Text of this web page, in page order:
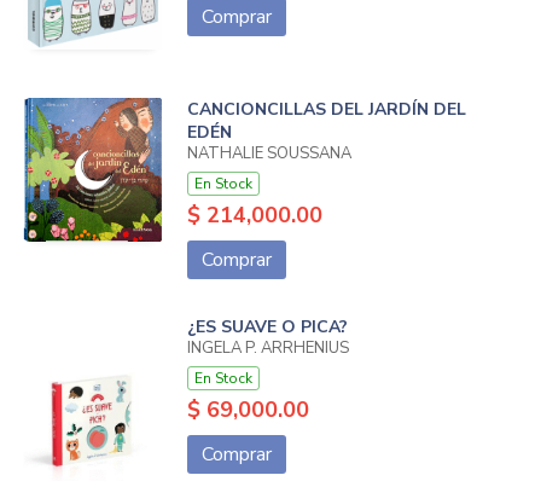
Comprar
CANCIONCILLAS DEL JARDÍN DEL
EDÉN
NATHALIE SOUSSANA
En Stock
$ 214,000.00
Comprar
¿ES SUAVE O PICA?
INGELA P. ARRHENIUS
En Stock
$ 69,000.00
Comprar